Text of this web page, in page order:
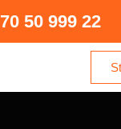
50 999 22